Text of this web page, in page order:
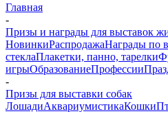
Главная
-
Призы и награды для выставок
НовинкиРаспродажаНаграды по
стеклаПлакетки, панно, тарелки
игрыОбразованиеПрофессии
-
Призы для выставки собак
ЛошадиАквариумистикаКошки